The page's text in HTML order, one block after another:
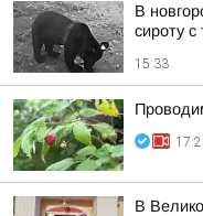
В
сироту с
15:33
В